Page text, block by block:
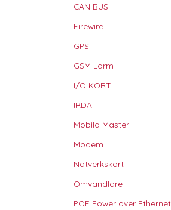
CAN BUS
Firewire
GPS
GSM Larm
I/O KORT
IRDA
Mobila Master
Modem
Nätverkskort
Omvandlare
POE Power over Ethernet